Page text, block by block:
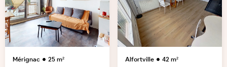
Mérignac 25m² Alfortville 42m²